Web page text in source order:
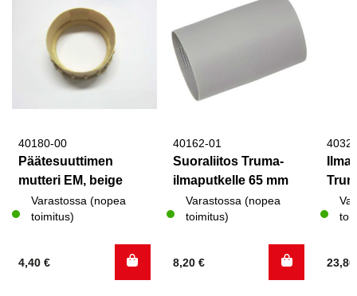
40180-00
Päätesuuttimen
mutteri EM, beige
Varastossa (nopea
toimitus)
4,40 €
40162-01
Suoraliitos Truma-
ilmaputkelle 65 mm
Varastossa (nopea
toimitus)
8,20 €